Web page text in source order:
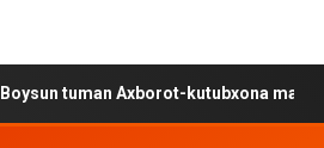
Axborot-kutubxona markazida